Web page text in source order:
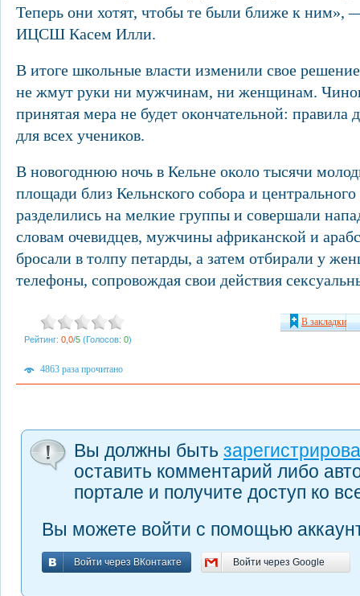
Теперь они хотят, чтобы те были ближе к ним»,
ИЦСШ Касем Илли.
В итоге школьные власти изменили свое
не жмут руки ни мужчинам, ни женщинам.
принятая мера не будет окончательной:
для всех учеников.
В новогоднюю ночь в Кельне около тысячи
площади близ Кельнского собора и
разделились на мелкие группы и совершали
словам очевидцев, мужчины африканской и
бросали в толпу петарды, а затем отбирали у
телефоны, сопровождая свои действия
Рейтинг: 0,0/5 (Голосов: 0)
В закладки
4863 раза прочитано
Вы должны быть
оставить комментарий либо
портале и получите доступ ко
Вы можете войти с помощью
Войти через ВКонтакте
Войти через ВКонтакте Войти через Google
Войти через Google